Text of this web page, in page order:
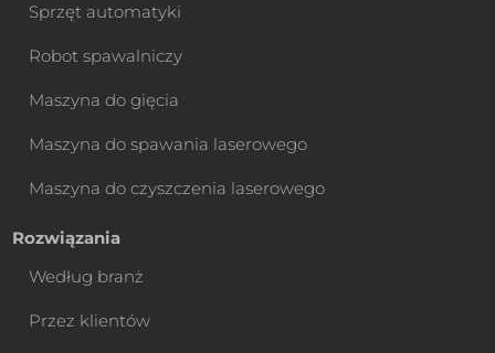
Sprzęt automatyki
Robot spawalniczy
Maszyna do gięcia
Maszyna do spawania laserowego
Maszyna do czyszczenia laserowego
Rozwiązania
Według branż
Przez klientów